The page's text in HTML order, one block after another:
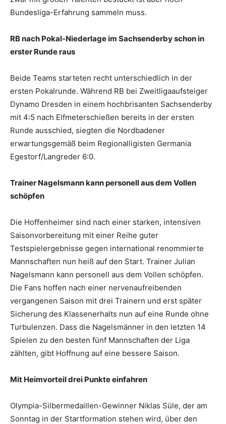
Bundesliga-Erfahrung sammeln muss.
RB nach Pokal-Niederlage im Sachsenderby schon in
erster Runde raus
Beide Teams starteten recht unterschiedlich in der
ersten Pokalrunde. Während RB bei Zweitligaaufsteiger
Dynamo Dresden in einem hochbrisanten Sachsenderby
mit 4:5 nach Elfmeterschießen bereits in der ersten
Runde ausschied, siegten die Nordbadener
erwartungsgemäß beim Regionalligisten Germania
Egestorf/Langreder 6:0.
Trainer Nagelsmann kann personell aus dem Vollen
schöpfen
Die Hoffenheimer sind nach einer starken, intensiven
Saisonvorbereitung mit einer Reihe guter
Testspielergebnisse gegen international renommierte
Mannschaften nun heiß auf den Start. Trainer Julian
Nagelsmann kann personell aus dem Vollen schöpfen.
Die Fans hoffen nach einer nervenaufreibenden
vergangenen Saison mit drei Trainern und erst später
Sicherung des Klassenerhalts nun auf eine Runde ohne
Turbulenzen. Dass die Nagelsmänner in den letzten 14
Spielen zu den besten fünf Mannschaften der Liga
zählten, gibt Hoffnung auf eine bessere Saison.
Mit Heimvorteil drei Punkte einfahren
Olympia-Silbermedaillen-Gewinner Niklas Süle, der am
Sonntag in der Startformation stehen wird, über den